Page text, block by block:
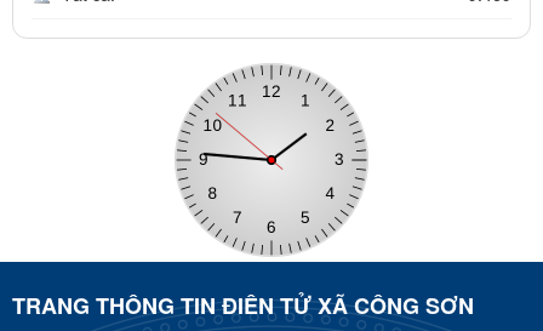
TRANG THÔNG TIN ĐIÊN TỬ XÃ CÔNG SƠN